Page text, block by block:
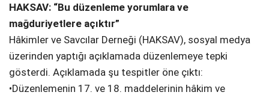
HAKSAV: “Bu düzenleme yorumlara ve
mağduriyetlere açıktır”
Hâkimler ve Savcılar Derneği (HAKSAV), sosyal medya
üzerinden yaptığı açıklamada düzenlemeye tepki
gösterdi. Açıklamada şu tespitler öne çıktı:
•Düzenlemenin 17. ve 18. maddelerinin hâkim ve